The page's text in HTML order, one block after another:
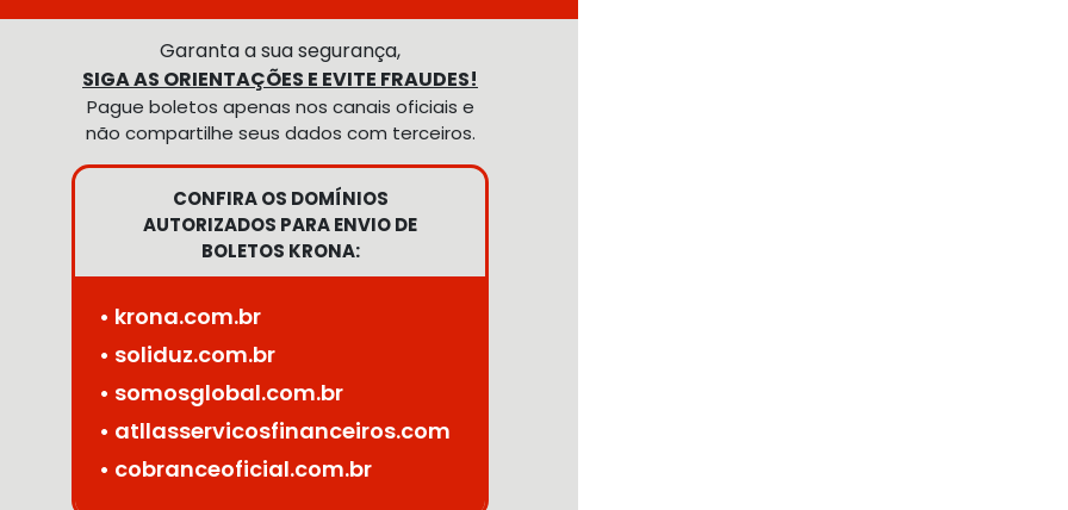
Garanta a sua segurança,
SIGA AS ORIENTAÇÕES E EVITE FRAUDES!
Pague boletos apenas nos canais oficiais e
não compartilhe seus dados com terceiros.
CONFIRA OS DOMÍNIOS
AUTORIZADOS PARA ENVIO DE
BOLETOS KRONA:
• krona.com.br
• soliduz.com.br
• somosglobal.com.br
• atllasservicosfinanceiros.com
• cobranceoficial.com.br